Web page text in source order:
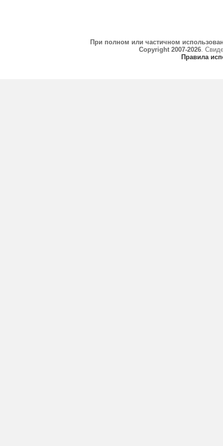
При полном или частичном
Copyright 2007-2026.
Правила